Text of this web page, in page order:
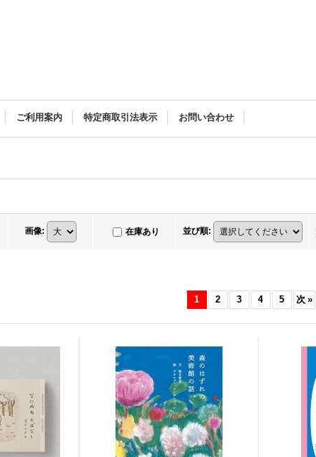
ご利用案内 特定商取引法表示 お問い合わせ
画像: 在庫あり 並び順:
1 2 3 4 5 次 »